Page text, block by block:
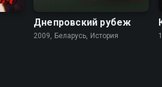
Днепровский рубеж
2009, Беларусь, История